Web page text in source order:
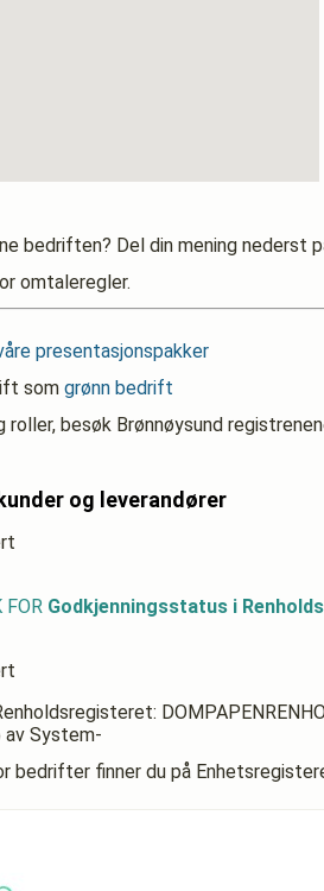
bedriften? Del din mening nederst
omtaleregler.
presentasjonspakker
som grønn bedrift
roller, besøk Brønnøysund
og leverandører
Godkjenningsstatus i
av System-
bedrifter finner du på